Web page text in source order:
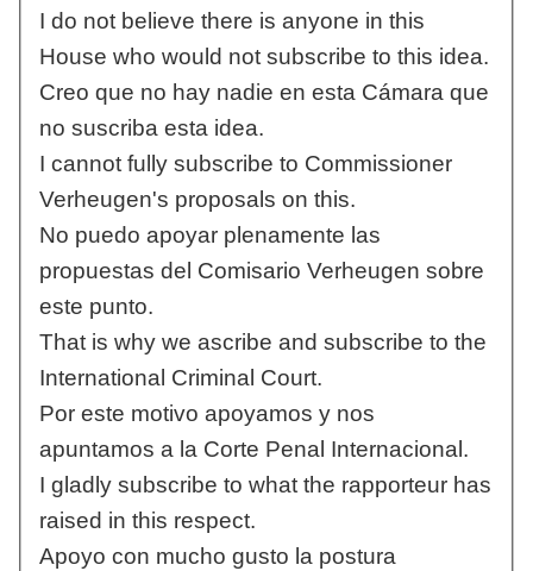
I do not believe there is anyone in this
House who would not subscribe to this idea.
Creo que no hay nadie en esta Cámara que
no suscriba esta idea.
I cannot fully subscribe to Commissioner
Verheugen's proposals on this.
No puedo apoyar plenamente las
propuestas del Comisario Verheugen sobre
este punto.
That is why we ascribe and subscribe to the
International Criminal Court.
Por este motivo apoyamos y nos
apuntamos a la Corte Penal Internacional.
I gladly subscribe to what the rapporteur has
raised in this respect.
Apoyo con mucho gusto la postura